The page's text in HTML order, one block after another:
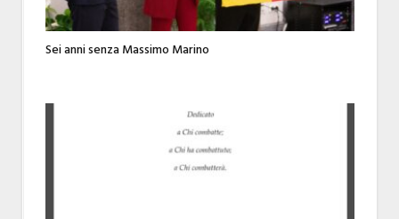
Sei anni senza Massimo Marino